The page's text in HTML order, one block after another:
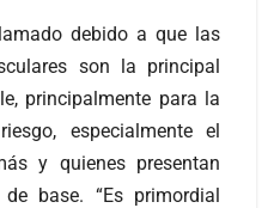
debido a que las
son la principal
principalmente para la
especialmente el
y quienes presentan
base. “Es primordial